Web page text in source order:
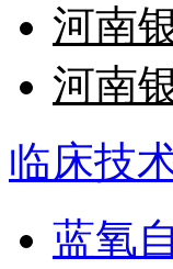
河南
河南
临床技
蓝氧